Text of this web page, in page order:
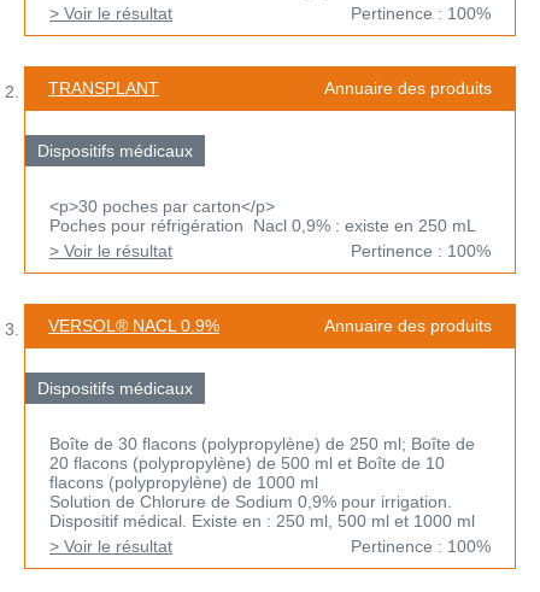
> Voir le résultat
Pertinence : 100%
TRANSPLANT Annuaire des produits
Dispositifs médicaux
<p>30 poches par carton</p>
Poches pour réfrigération Nacl 0,9% : existe en 250 mL
> Voir le résultat
Pertinence : 100%
VERSOL® NACL 0.9% Annuaire des produits
Dispositifs médicaux
Boîte de 30 flacons (polypropylène) de 250 ml; Boîte de
20 flacons (polypropylène) de 500 ml et Boîte de 10
flacons (polypropylène) de 1000 ml
Solution de Chlorure de Sodium 0,9% pour irrigation.
Dispositif médical. Existe en : 250 ml, 500 ml et 1000 ml
> Voir le résultat
Pertinence : 100%